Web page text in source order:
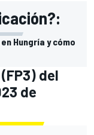
Hungría y cómo
del
de